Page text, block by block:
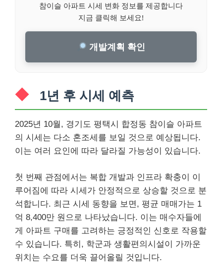
참이슬 아파트 시세 변화 정보를 제공합니다
지금 클릭해 보세요!
개발계획 확인
1년 후 시세 예측
2025년 10월, 경기도 평택시 합정동 참이슬 아파트
의 시세는 다소 혼조세를 보일 것으로 예상됩니다.
이는 여러 요인에 따라 달라질 가능성이 있습니다.
첫 번째 관점에서는 복합 개발과 인프라 확충이 이
루어짐에 따라 시세가 안정적으로 상승할 것으로 분
석합니다. 최근 시세 동향을 보면, 평균 매매가는 1
억 8,400만 원으로 나타났습니다. 이는 매수자들에
게 아파트 구매를 고려하는 긍정적인 신호로 작용할
수 있습니다. 특히, 학군과 생활편의시설이 가까운
위치는 수요를 더욱 끌어올릴 것입니다.